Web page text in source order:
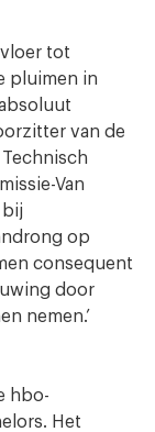
tot
pluimen in
van de
Van
bij
op
consequent
door
nemen.’
hbo-
Het